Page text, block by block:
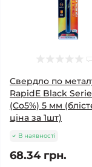
Свердло по
RapidE Black
(Co5%) 5 мм
ціна за 1шт)
В наявності
68.34 грн.